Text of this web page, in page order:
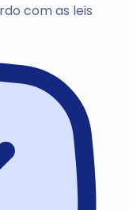
com as leis